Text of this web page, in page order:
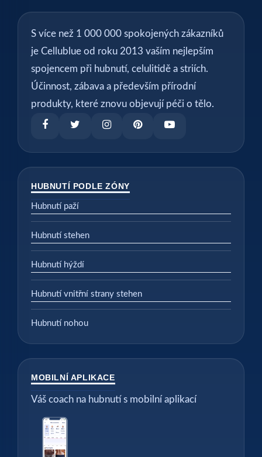
S více než 1 000 000 spokojených zákazníků
je Cellublue od roku 2013 vaším nejlepším
spojencem při hubnutí, celulitidě a striích.
Účinnost, zábava a především přírodní
produkty, které znovu objevují péči o tělo.
HUBNUTÍ PODLE ZÓNY
Hubnutí paží
Hubnutí stehen
Hubnutí hýždí
Hubnutí vnitřní strany stehen
Hubnutí nohou
MOBILNÍ APLIKACE
Váš coach na hubnutí s mobilní aplikací